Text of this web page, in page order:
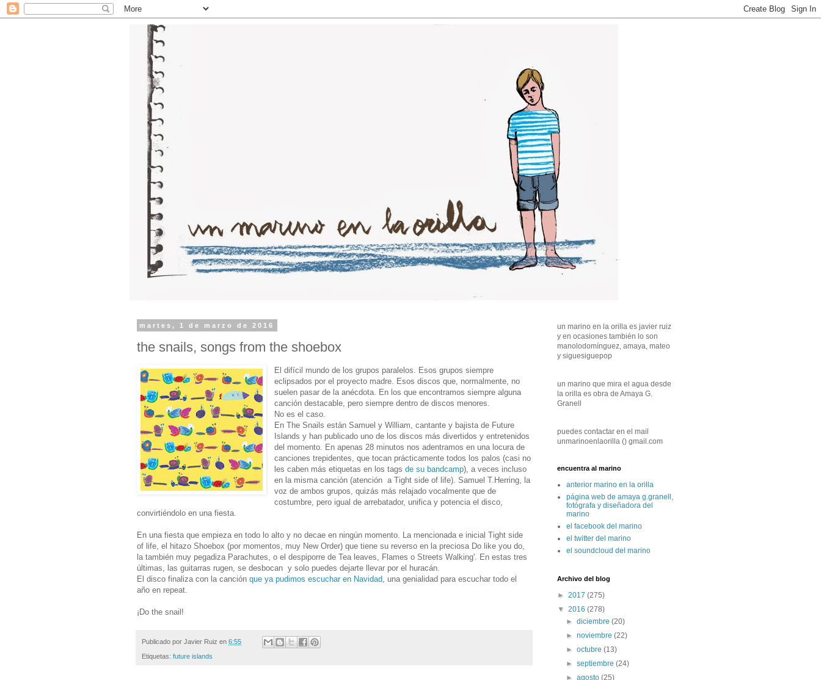
martes, 1 de marzo de 2016
the snails, songs from the shoebox
El difícil mundo de los grupos paralelos. Esos grupos siempre
eclipsados por el proyecto madre. Esos discos que, normalmente, no
suelen pasar de la anécdota. En los que encontramos siempre alguna
canción destacable, pero siempre dentro de discos menores.
No es el caso.
En The Snails están Samuel y William, cantante y bajista de Future
Islands y han publicado uno de los discos más divertidos y entretenidos
del momento. En apenas 28 minutos nos adentramos en una locura de
canciones trepidentes, que tocan prácticamente todos los palos (casi no
les caben más etiquetas en los tagsde su bandcamp), a veces incluso
en la misma canción (atención a Tight side of life). Samuel T.Herring, la
voz de ambos grupos, quizás más relajado vocalmente que de
costumbre, pero igual de arrebatador, unifica y potencia el disco,
convirtiéndolo en una fiesta.
En una fiesta que empieza en todo lo alto y no decae en ningún momento. La mencionada e inicial Tight side
of life, el hitazo Shoebox (por momentos, muy New Order) que tiene su reverso en la preciosa Do like you do,
la también muy pegadiza Parachutes, o el despiporre de Tea leaves, Flames o Streets Walking'. En estas tres
últimas, las guitarras rugen, se desbocan y solo puedes dejarte llevar por el huracán.
El disco finaliza con la canción que ya pudimos escuchar en Navidad , una genialidad para escuchar todo el
año en repeat.
¡Do the snail!
Publicado por Javier Ruiz en 6:55
Etiquetas: future islands
un marino en la orilla es javier ruiz
y en ocasiones también lo son
manolodomínguez, amaya, mateo
y siguesiguepop
un marino que mira el agua desde
la orilla es obra de Amaya G.
Granell
puedes contactar en el mail
unmarinoenlaorilla () gmail.com
encuentra al marino
anterior marino en la orilla
página web de amaya g.granell,
fotógrafa y diseñadora del
marino
el facebook del marino
el twitter del marino
el soundcloud del marino
Archivo del blog
► 2017 (275)
▼ 2016 (278)
►diciembre(20)
►noviembre(22)
►octubre(13)
►septiembre(24)
►agosto(25)